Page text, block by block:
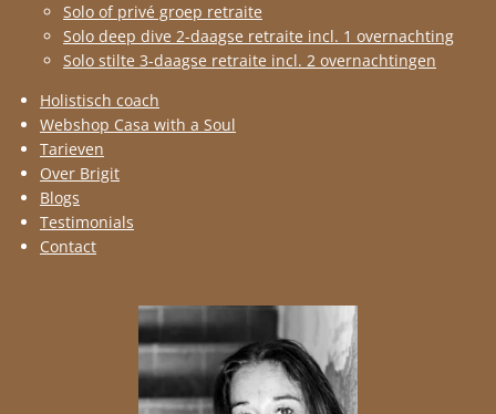
Solo of privé groep retraite
Solo deep dive 2-daagse retraite incl. 1 overnachting
Solo stilte 3-daagse retraite incl. 2 overnachtingen
Holistisch coach
Webshop Casa with a Soul
Tarieven
Over Brigit
Blogs
Testimonials
Contact